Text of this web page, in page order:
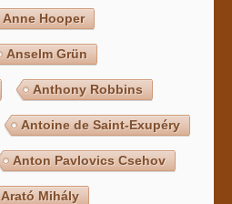
Anne Hooper
Anselm Grün
Anthony Robbins
Antoine de Saint-Exupéry
Anton Pavlovics Csehov
Arató Mihály